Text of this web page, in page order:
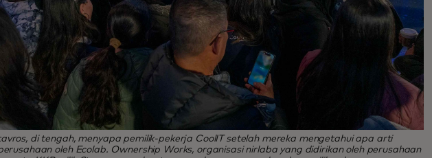
di tengah, menyapa pemilik-pekerja CoolIT setelah mereka mengetahui apa arti
oleh Ecolab. Ownership Works, organisasi nirlaba yang didirikan oleh perusahaan